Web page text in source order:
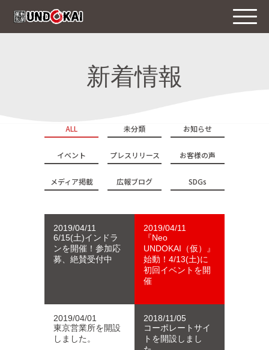
新着情報
ALL 未分類 お知らせ
イベント プレスリリース お客様の声
メディア掲載 広報ブログ SDGs
2019/04/11
6/15(土)インドラ
ンを開催！参加応
募、絶賛受付中
2019/04/11
『Neo
UNDOKAI（仮）』
始動！4/13(土)に
初回イベントを開
催
2019/04/01
東京営業所を開設
しました。
2018/11/05
コーポレートサイ
トを開設しまし